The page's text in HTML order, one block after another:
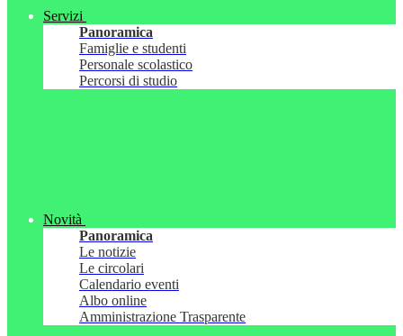
Servizi
Panoramica
Famiglie e studenti
Personale scolastico
Percorsi di studio
Novità
Panoramica
Le notizie
Le circolari
Calendario eventi
Albo online
Amministrazione Trasparente